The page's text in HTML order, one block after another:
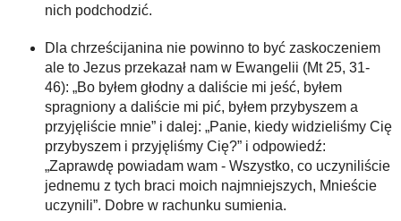
nich podchodzić.
Dla chrześcijanina nie powinno to być zaskoczeniem
ale to Jezus przekazał nam w Ewangelii (Mt 25, 31-
46): „Bo byłem głodny a daliście mi jeść, byłem
spragniony a daliście mi pić, byłem przybyszem a
przyjęliście mnie” i dalej: „Panie, kiedy widzieliśmy Cię
przybyszem i przyjęliśmy Cię?” i odpowiedź:
„Zaprawdę powiadam wam - Wszystko, co uczyniliście
jednemu z tych braci moich najmniejszych, Mnieście
uczynili”. Dobre w rachunku sumienia.